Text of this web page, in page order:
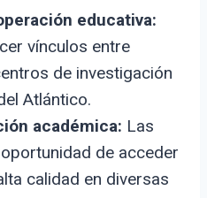
educativa:
vínculos entre
de investigación
Atlántico.
académica: Las
de acceder
calidad en diversas